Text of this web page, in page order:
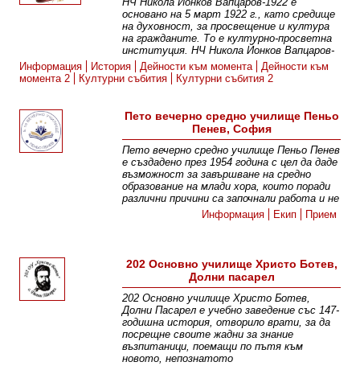
основано на 5 март 1922 г., като средище
на духовност, за просвещение и култура
на гражданите. То е културно-просветна
институция. НЧ Никола Йонков Вапцаров-
Информация
История Дейности към момента
Дейности към
момента 2
Културни събития Културни събития 2
Пето вечерно средно училище Пеньо
Пенев, София
Пето вечерно средно училище Пеньо Пенев
е създадено през 1954 година с цел да даде
възможност за завършване на средно
образование на млади хора, които поради
различни причини са започнали работа и не
Информация
Екип Прием
202 Основно училище Христо Ботев,
Долни пасарел
202 Основно училище Христо Ботев,
Долни Пасарел е учебно заведение със 147-
годишна история, отворило врати, за да
посрещне своите жадни за знание
възпитаници, поемащи по пътя към
новото, непознатото